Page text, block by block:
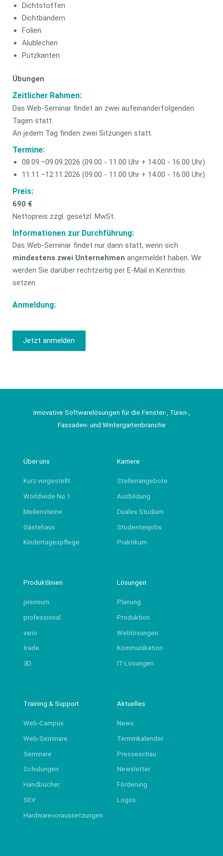
Dichtstoffen
Dichtbändern
Folien
Alublechen
Putzkanten
Übungen
Zeitlicher Rahmen:
Das Web-Seminar findet an zwei aufeinanderfolgenden
Tagen statt.
An jedem Tag finden zwei Sitzungen statt.
Termine:
08.09.–09.09.2026 (09.00 - 11.00 Uhr + 14.00 - 16.00 Uhr)
11.11.–12.11.2026 (09.00 - 11.00 Uhr + 14.00 - 16.00 Uhr)
Preis:
690 €
Nettopreis zzgl. gesetzl. MwSt.
Informationen zur Durchführung:
Das Web-Seminar findet nur dann statt, wenn sich
mindestens zwei Unternehmen angemeldet haben. Wir
werden Sie darüber rechtzeitig per E-Mail in Kenntnis
setzen.
Anmeldung:
Jetzt anmelden
Innovative Softwarelösungen für die Fenster-, Türen-,
Fassaden- und Wintergartenbranche
Über uns
Kurz vorgestellt
Worldwide No.1
Meilensteine
Gästehaus
Kindertagespflege
Karriere
Stellenangebote
Ausbildung
Duales Studium
Studentenjobs
Praktikum
Produktlinien
premium
professional
vario
trade
3D
Lösungen
Planung
Produktion
Weblösungen
Kommunikation
IT-Lösungen
Training & Support
Web-Campus
Web-Seminare
Seminare
Schulungen
Handbücher
SEV
Hardwarevoraussetzungen
Aktuelles
News
Terminkalender
Presseschau
Newsletter
Förderung
Logos